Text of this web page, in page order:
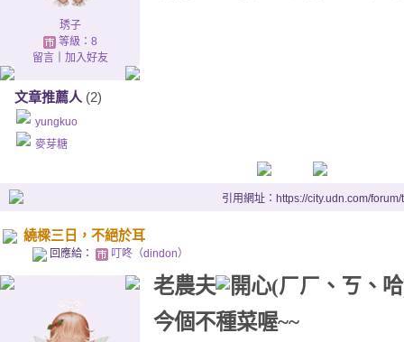
琇子
等級：8
留言｜ 加入好友
文章推薦人 (2)
yungkuo
麥芽糖
引用網址：https://city.udn.com/
繞樑三日，不絕於耳
回應給： 叮咚（dindon）
老農夫
今個不種菜喔~~